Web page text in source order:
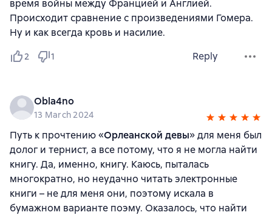
время войны между Францией и Англией.
Происходит сравнение с произведениями Гомера.
Ну и как всегда кровь и насилие.
2 1 Reply
Obla4no
13 March 2024
Путь к прочтению «Орлеанской девы» для меня был
долог и тернист, а все потому, что я не могла найти
книгу. Да, именно, книгу. Каюсь, пыталась
многократно, но неудачно читать электронные
книги – не для меня они, поэтому искала в
бумажном варианте поэму. Оказалось, что найти